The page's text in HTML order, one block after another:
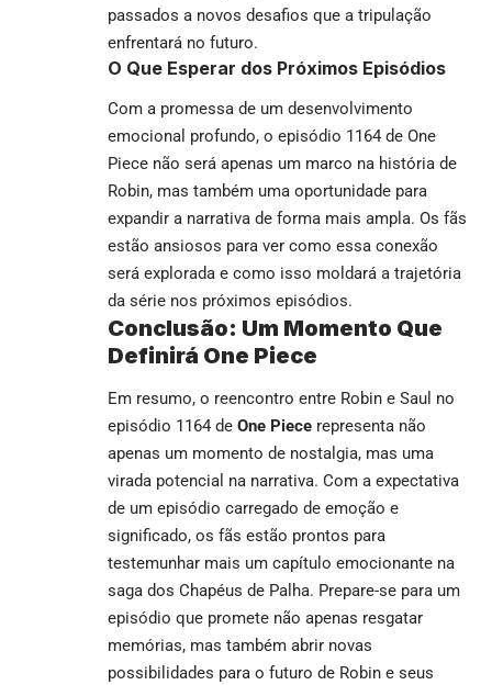
passados a novos desafios que a tripulação
enfrentará no futuro.
O Que Esperar dos Próximos Episódios
Com a promessa de um desenvolvimento
emocional profundo, o episódio 1164 de One
Piece não será apenas um marco na história de
Robin, mas também uma oportunidade para
expandir a narrativa de forma mais ampla. Os fãs
estão ansiosos para ver como essa conexão
será explorada e como isso moldará a trajetória
da série nos próximos episódios.
Conclusão: Um Momento Que
Definirá One Piece
Em resumo, o reencontro entre Robin e Saul no
episódio 1164 de One Piece representa não
apenas um momento de nostalgia, mas uma
virada potencial na narrativa. Com a expectativa
de um episódio carregado de emoção e
significado, os fãs estão prontos para
testemunhar mais um capítulo emocionante na
saga dos Chapéus de Palha. Prepare-se para um
episódio que promete não apenas resgatar
memórias, mas também abrir novas
possibilidades para o futuro de Robin e seus